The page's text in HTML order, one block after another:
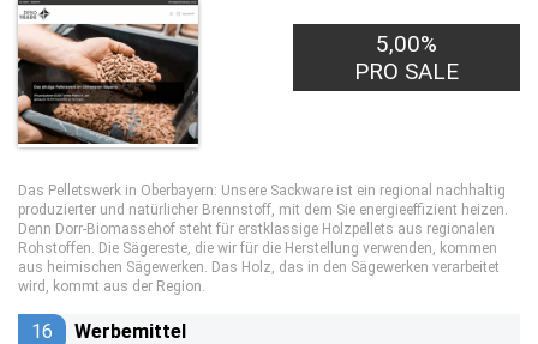
5,00%
PRO SALE
Das Pelletswerk in Oberbayern: Unsere Sackware ist ein regional nachhaltig
produzierter und natürlicher Brennstoff, mit dem Sie energieeffizient heizen.
Denn Dorr-Biomassehof steht für erstklassige Holzpellets aus regionalen
Rohstoffen. Die Sägereste, die wir für die Herstellung verwenden, kommen
aus heimischen Sägewerken. Das Holz, das in den Sägewerken verarbeitet
wird, kommt aus der Region.
16 Werbemittel